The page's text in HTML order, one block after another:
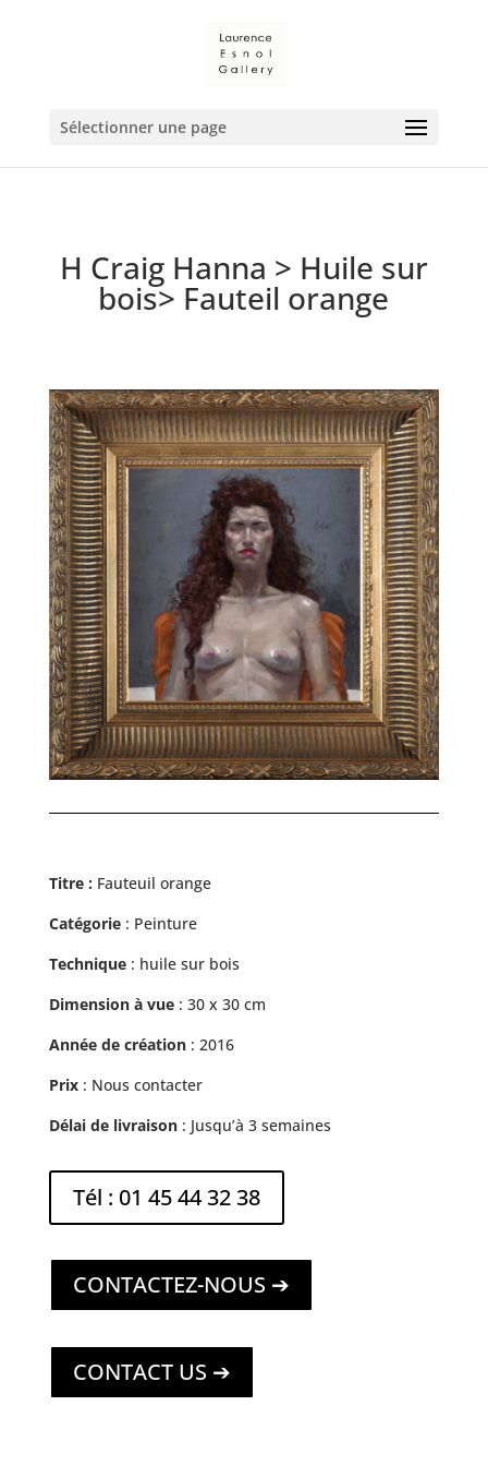
Sélectionner une page
H Craig Hanna > Huile sur
bois> Fauteil orange
Titre : Fauteuil orange
Catégorie: Peinture
Technique : huile sur bois
Dimension à vue: 30 x 30 cm
Année de création: 2016
Prix: Nous contacter
Délai de livraison: Jusqu’à 3 semaines
Tél : 01 45 44 32 38
CONTACTEZ-NOUS ➔
CONTACT US ➔